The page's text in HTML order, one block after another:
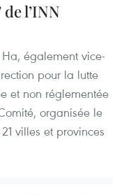
l’INN
également vice-
pour la lutte
et non réglementée
organisée le
villes et provinces